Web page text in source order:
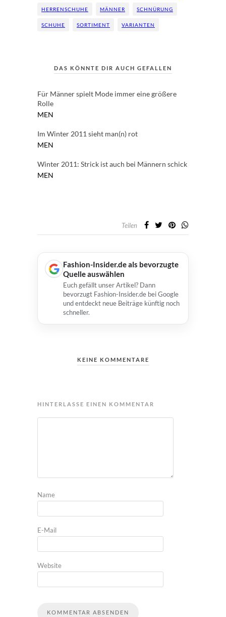
HERRENSCHUHE MÄNNER SCHNÜRUNG
SCHUHE SORTIMENT VARIANTEN
DAS KÖNNTE DIR AUCH GEFALLEN
Für Männer spielt Mode immer eine größere
Rolle
MEN
Im Winter 2011 sieht man(n) rot
MEN
Winter 2011: Strick ist auch bei Männern schick
MEN
Teilen
Fashion-Insider.de als bevorzugte
Quelle auswählen
Euch gefällt unser Artikel? Dann
bevorzugt Fashion-Insider.de bei Google
und entdeckt neue Beiträge künftig noch
schneller.
KEINE KOMMENTARE
HINTERLASSE EINEN KOMMENTAR
Name
E-Mail
Website